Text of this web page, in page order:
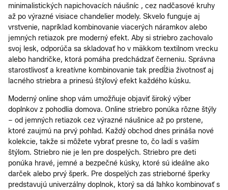
minimalistických napichovacích náušníc , cez nadčasové kruhy
až po výrazné visiace chandelier modely. Skvelo funguje aj
vrstvenie, napríklad kombinovanie viacerých náramkov alebo
jemných retiazok pre moderný efekt. Aby si striebro zachovalo
svoj lesk, odporúča sa skladovať ho v mäkkom textilnom vrecku
alebo handričke, ktorá pomáha predchádzať černeniu. Správna
starostlivosť a kreatívne kombinovanie tak predĺžia životnosť aj
lacného striebra a prinesú štýlový efekt každého kúsku.
Moderný online shop vám umožňuje objaviť široký výber
doplnkov z pohodlia domova. Online striebro ponúka rôzne štýly
– od jemných retiazok cez výrazné náušnice až po prstene,
ktoré zaujmú na prvý pohľad. Každý obchod dnes prináša nové
kolekcie, takže si môžete vybrať presne to, čo ladí s vaším
štýlom. Striebro nie je len pre dospelých. Striebro pre deti
ponúka hravé, jemné a bezpečné kúsky, ktoré sú ideálne ako
darček alebo prvý šperk. Pre dospelých zas strieborné šperky
predstavujú univerzálny doplnok, ktorý sa dá ľahko kombinovať s